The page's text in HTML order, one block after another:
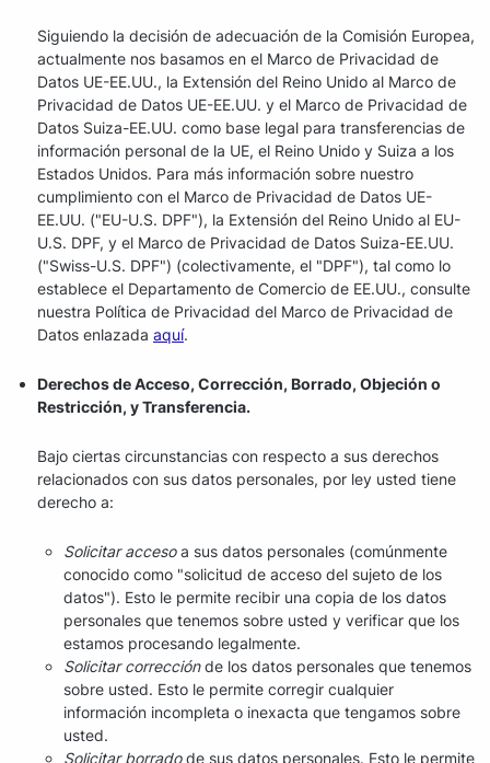
Siguiendo la decisión de adecuación de la Comisión Europea,
actualmente nos basamos en el Marco de Privacidad de
Datos UE-EE.UU., la Extensión del Reino Unido al Marco de
Privacidad de Datos UE-EE.UU. y el Marco de Privacidad de
Datos Suiza-EE.UU. como base legal para transferencias de
información personal de la UE, el Reino Unido y Suiza a los
Estados Unidos. Para más información sobre nuestro
cumplimiento con el Marco de Privacidad de Datos UE-
EE.UU. ("EU-U.S. DPF"), la Extensión del Reino Unido al EU-
U.S. DPF, y el Marco de Privacidad de Datos Suiza-EE.UU.
("Swiss-U.S. DPF") (colectivamente, el "DPF"), tal como lo
establece el Departamento de Comercio de EE.UU., consulte
nuestra Política de Privacidad del Marco de Privacidad de
Datos enlazada aquí.
Derechos de Acceso, Corrección, Borrado, Objeción o
Restricción, y Transferencia.
Bajo ciertas circunstancias con respecto a sus derechos
relacionados con sus datos personales, por ley usted tiene
derecho a:
Solicitar accesoa sus datos personales (comúnmente
conocido como "solicitud de acceso del sujeto de los
datos"). Esto le permite recibir una copia de los datos
personales que tenemos sobre usted y verificar que los
estamos procesando legalmente.
Solicitar correcciónde los datos personales que tenemos
sobre usted. Esto le permite corregir cualquier
información incompleta o inexacta que tengamos sobre
usted.
Solicitar borradode sus datos personales. Esto le permite